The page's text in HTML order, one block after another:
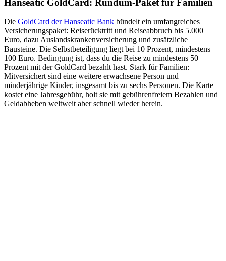
Hanseatic GoldCard: Rundum-Paket für Familien
Die GoldCard der Hanseatic Bank bündelt ein umfangreiches
Versicherungspaket: Reiserücktritt und Reiseabbruch bis 5.000
Euro, dazu Auslandskrankenversicherung und zusätzliche
Bausteine. Die Selbstbeteiligung liegt bei 10 Prozent, mindestens
100 Euro. Bedingung ist, dass du die Reise zu mindestens 50
Prozent mit der GoldCard bezahlt hast. Stark für Familien:
Mitversichert sind eine weitere erwachsene Person und
minderjährige Kinder, insgesamt bis zu sechs Personen. Die Karte
kostet eine Jahresgebühr, holt sie mit gebührenfreiem Bezahlen und
Geldabheben weltweit aber schnell wieder herein.